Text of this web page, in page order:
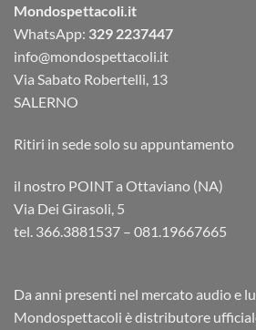
Mondospettacoli.it
WhatsApp: 329 2237447
info@mondospettacoli.it
Via Sabato Robertelli, 13
SALERNO
Ritiri in sede solo su appuntamento
il nostro POINT a Ottaviano (NA)
Via Dei Girasoli, 5
tel. 366.3881537 – 081.19667665
Da anni presenti nel mercato audio e
Mondospettacoli è distributore